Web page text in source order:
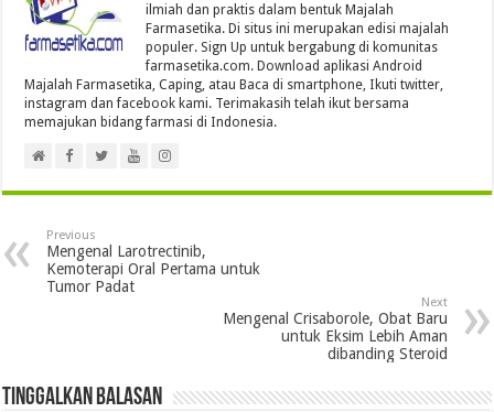
ilmiah dan praktis dalam bentuk Majalah
Farmasetika. Di situs ini merupakan edisi majalah
populer. Sign Up untuk bergabung di komunitas
farmasetika.com. Download aplikasi Android
Majalah Farmasetika, Caping, atau Baca di smartphone, Ikuti twitter,
instagram dan facebook kami. Terimakasih telah ikut bersama
memajukan bidang farmasi di Indonesia.
Previous
Mengenal Larotrectinib,
Kemoterapi Oral Pertama untuk
Tumor Padat
Next
Mengenal Crisaborole, Obat Baru
untuk Eksim Lebih Aman
dibanding Steroid
Tinggalkan Balasan